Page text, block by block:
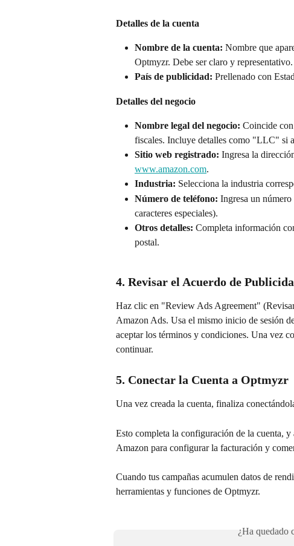
Detalles de la cuenta
Nombre de la cuenta: Nombre que
Optmyzr. Debe ser claro y representativo.
País de publicidad: Prellenado con
Detalles del negocio
Nombre legal del negocio: Coincide
fiscales. Incluye detalles como "LLC" si
Sitio web registrado: Ingresa la
www.amazon.com.
Industria: Selecciona la industria
Número de teléfono: Ingresa un
caracteres especiales).
Otros detalles: Completa información
postal.
4. Revisar el Acuerdo de
Haz clic en "Review Ads Agreement"
Amazon Ads. Usa el mismo inicio de sesión
aceptar los términos y condiciones. Una vez
continuar.
5. Conectar la Cuenta a Optmyzr
Una vez creada la cuenta, finaliza
Esto completa la configuración de la cuenta,
Amazon para configurar la facturación y
Cuando tus campañas acumulen datos de
herramientas y funciones de Optmyzr.
¿Ha quedado